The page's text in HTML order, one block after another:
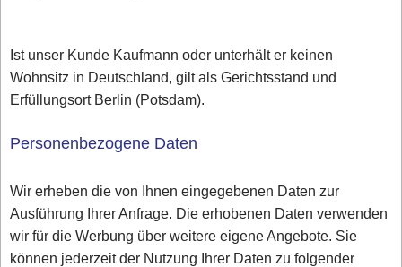
Ist unser Kunde Kaufmann oder unterhält er keinen
Wohnsitz in Deutschland, gilt als Gerichtsstand und
Erfüllungsort Berlin (Potsdam).
Personenbezogene Daten
Wir erheben die von Ihnen eingegebenen Daten zur
Ausführung Ihrer Anfrage. Die erhobenen Daten verwenden
wir für die Werbung über weitere eigene Angebote. Sie
können jederzeit der Nutzung Ihrer Daten zu folgender